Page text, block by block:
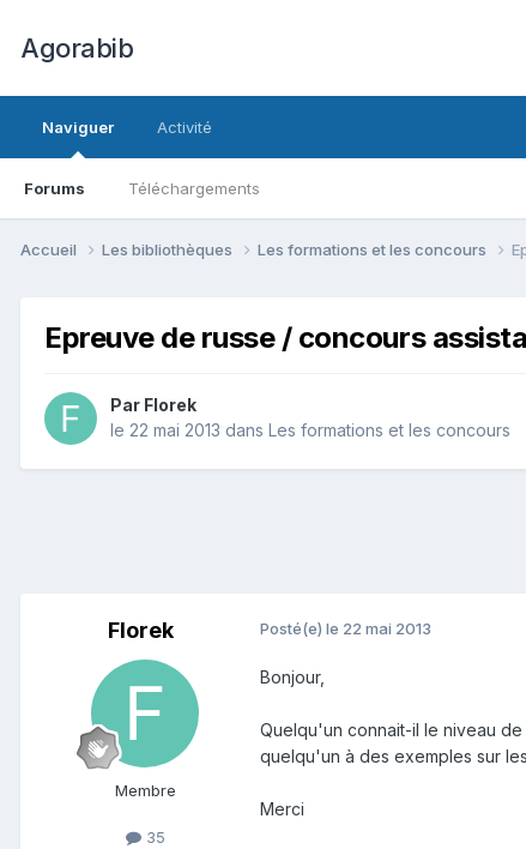
Agorabib
Naviguer
Forums Téléchargements
Activité
Accueil Les bibliothèques Les formations et les concours
Epreuve de russe / concours
Par Florek
le 22 mai 2013 dans Les formations et les concours
Florek
Membre
35
Posté(e) le 22 mai 2013
Bonjour,
Quelqu'un connait-il le niveau
quelqu'un à des exemples sur
Merci